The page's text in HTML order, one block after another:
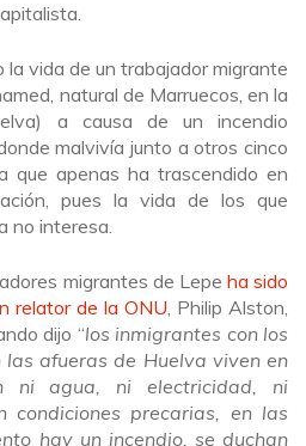
la vida de un trabajador migrante
natural de Marruecos, en la
a causa de un incendio
malvivía junto a otros cinco
que apenas ha trascendido en
pues la vida de los que
no interesa.
migrantes de Lepe ha sido
relator de la ONU, Philip Alston,
dijo “los inmigrantes con los
afueras de Huelva viven en
ni agua, ni electricidad, ni
condiciones precarias, en las
hay un incendio, se duchan